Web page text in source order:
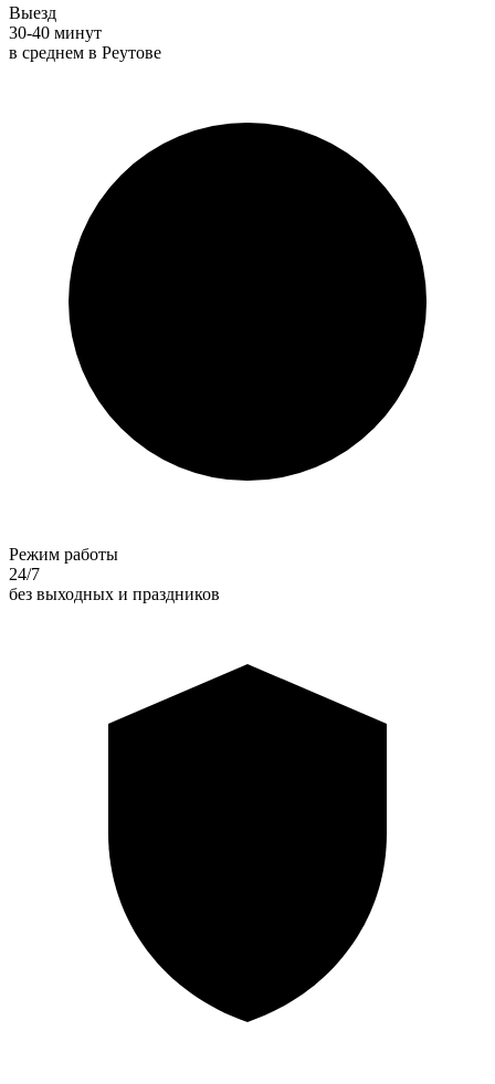
Выезд
30-40 минут
в среднем в Реутове
Режим работы
24/7
без выходных и праздников